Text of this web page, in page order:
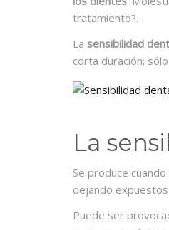
tratamiento?.
La sensibilidad
corta duración;
La
Se produce cuando
dejando
Puede ser